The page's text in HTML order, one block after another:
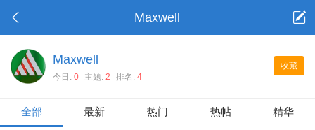
Maxwell
收藏
Maxwell
今日: 0 主题: 2 排名: 4
全部 最新 热门 热帖 精华